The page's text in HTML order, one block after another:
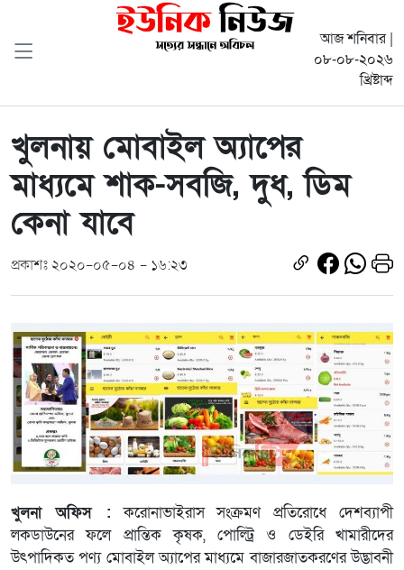
আজ শনিবার |
০৮-০৮-২০২৬
খ্রিষ্টাব্দ
খুলনায় মোবাইল অ্যাপের
মাধ্যমে শাক-সবজি, দুধ, ডিম
কেনা যাবে
প্রকাশঃ ২০২০-০৫-০৪ - ১৬:২৩
খুলনা অফিস : করোনাভাইরাস সংক্রমণ প্রতিরোধে দেশব্যাপী
লকডাউনের ফলে প্রান্তিক কৃষক, পোল্ট্রি ও ডেইরি খামারীদের
উৎপাদিকত পণ্য মোবাইল অ্যাপের মাধ্যমে বাজারজাতকরণের উদ্ভাবনী